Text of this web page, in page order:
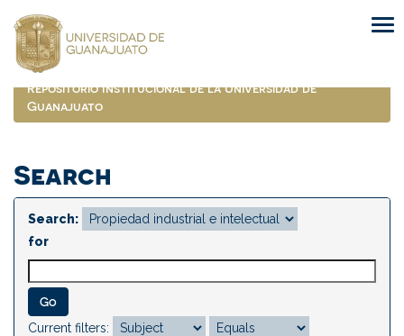
navigation
Repositorio Institucional de la Universidad de
Guanajuato
Search
Search:
for
Current filters: